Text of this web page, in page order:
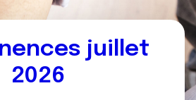
juillet
2026